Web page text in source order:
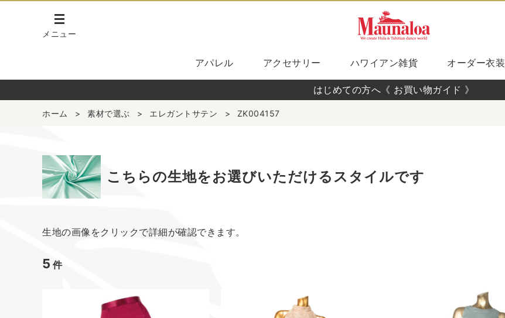
メニュー
アパレル アクセサリー ハワイアン雑貨 オーダー衣装
はじめての方へ《 お買い物ガイド 》
ホーム > 素材で選ぶ > エレガントサテン > ZK004157
こちらの生地をお選びいただけるスタイルです
生地の画像をクリックで詳細が確認できます。
5 件